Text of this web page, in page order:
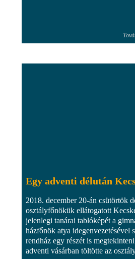
Egy adventi délután
2018. december 20-án csütörtök
osztályfőnökük ellátogatott
jelenlegi tanárai tablóképét a
házfőnök atya idegenvezetésével
rendház egy részét is
adventi vásárban töltötte az